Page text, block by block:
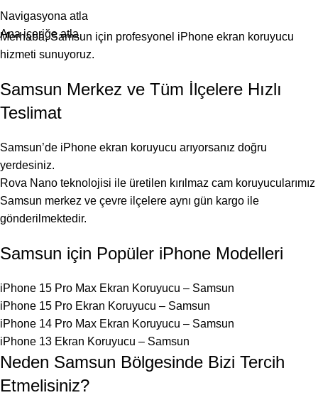
Navigasyona atla
Ana içeriğe atla
Merhaba, Samsun için profesyonel iPhone ekran koruyucu
hizmeti sunuyoruz.
Samsun Merkez ve Tüm İlçelere Hızlı
Teslimat
Samsun’de iPhone ekran koruyucu arıyorsanız doğru
yerdesiniz.
Rova Nano teknolojisi ile üretilen kırılmaz cam koruyucularımız
Samsun merkez ve çevre ilçelere aynı gün kargo ile
gönderilmektedir.
Samsun için Popüler iPhone Modelleri
iPhone 15 Pro Max Ekran Koruyucu – Samsun
iPhone 15 Pro Ekran Koruyucu – Samsun
iPhone 14 Pro Max Ekran Koruyucu – Samsun
iPhone 13 Ekran Koruyucu – Samsun
Neden Samsun Bölgesinde Bizi Tercih
Etmelisiniz?